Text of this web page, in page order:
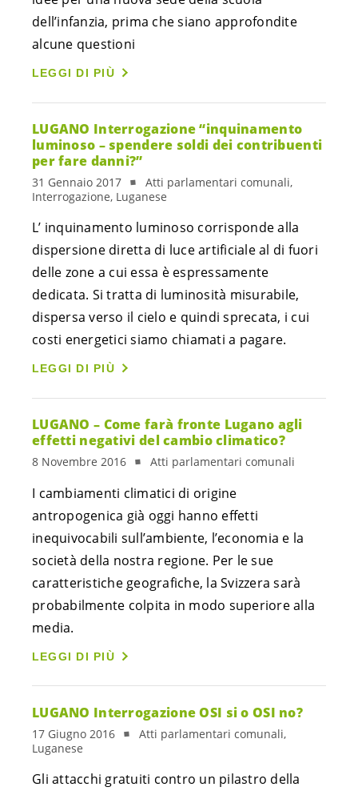
dell’infanzia, prima che siano approfondite
alcune questioni
LEGGI DI PIÙ
LUGANO Interrogazione “inquinamento
luminoso – spendere soldi dei contribuenti
per fare danni?”
31 Gennaio 2017
Atti parlamentari comunali,
Interrogazione, Luganese
L’ inquinamento luminoso corrisponde alla
dispersione diretta di luce artificiale al di fuori
delle zone a cui essa è espressamente
dedicata. Si tratta di luminosità misurabile,
dispersa verso il cielo e quindi sprecata, i cui
costi energetici siamo chiamati a pagare.
LEGGI DI PIÙ
LUGANO – Come farà fronte Lugano agli
effetti negativi del cambio climatico?
8 Novembre 2016 Atti parlamentari comunali
I cambiamenti climatici di origine
antropogenica già oggi hanno effetti
inequivocabili sull’ambiente, l’economia e la
società della nostra regione. Per le sue
caratteristiche geografiche, la Svizzera sarà
probabilmente colpita in modo superiore alla
media.
LEGGI DI PIÙ
LUGANO Interrogazione OSI si o OSI no?
17 Giugno 2016
Atti parlamentari comunali,
Luganese
Gli attacchi gratuiti contro un pilastro della